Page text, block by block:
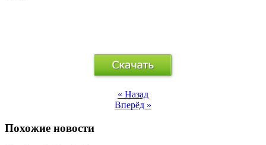
« Назад
Вперёд »
Похожие новости